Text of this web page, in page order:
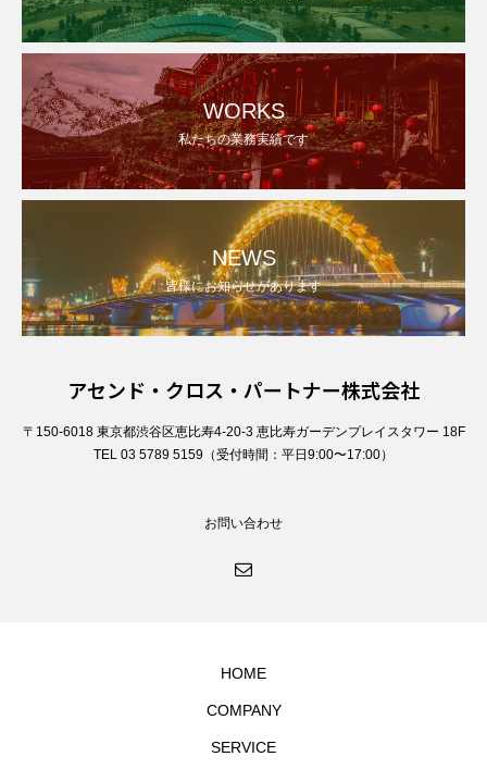
WORKS
私たちの業務実績です
NEWS
皆様にお知らせがあります
アセンド・クロス・パートナー株式会社
〒150-6018 東京都渋谷区恵比寿4-20-3 恵比寿ガーデンプレイスタワー 18F
TEL 03 5789 5159（受付時間：平日9:00〜17:00）
お問い合わせ
HOME
COMPANY
SERVICE